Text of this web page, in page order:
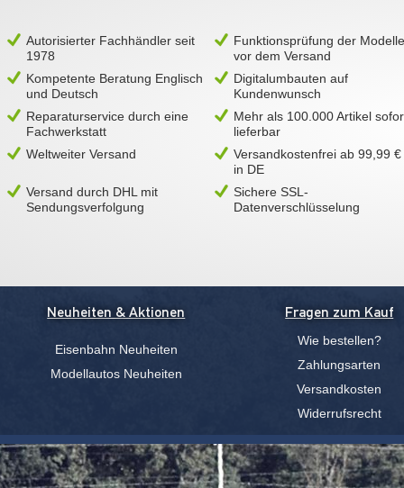
Autorisierter Fachhändler seit
1978
Funktionsprüfung der Modelle
vor dem Versand
Kompetente Beratung Englisch
und Deutsch
Digitalumbauten auf
Kundenwunsch
Reparaturservice durch eine
Fachwerkstatt
Mehr als 100.000 Artikel
lieferbar
Weltweiter Versand
Versandkostenfrei ab 99,99 €
in DE
Versand durch DHL mit
Sendungsverfolgung
Sichere SSL-
Datenverschlüsselung
Neuheiten & Aktionen
Eisenbahn Neuheiten
Modellautos Neuheiten
Fragen zum Kauf
Wie bestellen?
Zahlungsarten
Versandkosten
Widerrufsrecht